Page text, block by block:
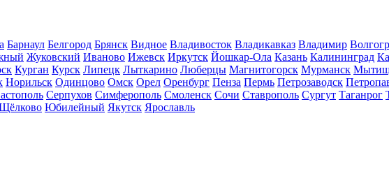
Барнаул Белгород Брянск Видное Владивосток Владикавказ Владимир
Жуковский Иваново Ижевск Иркутск Йошкар-Ола Казань Калининград
Курган Курск Липецк Лыткарино Люберцы Магнитогорск Мурманск
Норильск Одинцово Омск Орел Оренбург Пенза Пермь Петрозаводск
Серпухов Симферополь Смоленск Сочи Ставрополь Сургут Таганрог
Юбилейный Якутск Ярославль